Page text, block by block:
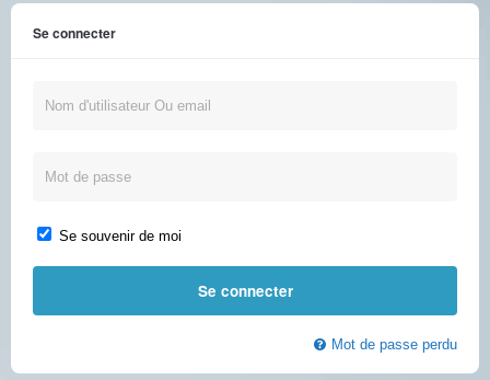
Se connecter
Se souvenir de moi
Mot de passe perdu